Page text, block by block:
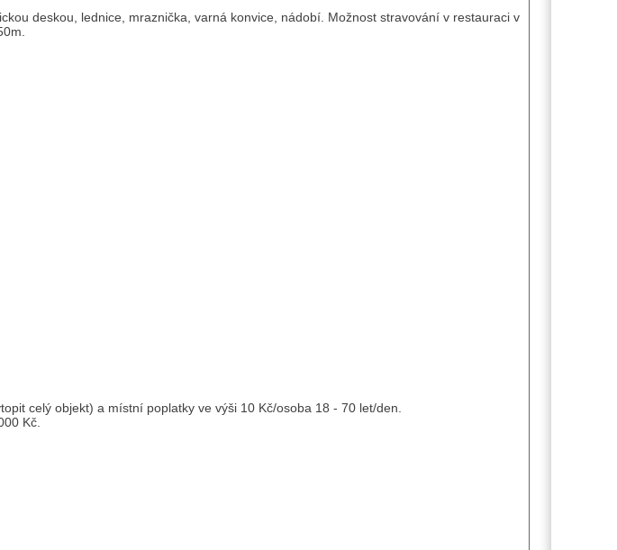
deskou, lednice, mraznička, varná konvice, nádobí. Možnost stravování v restauraci v
celý objekt) a místní poplatky ve výši 10 Kč/osoba 18 - 70 let/den.
Kč.